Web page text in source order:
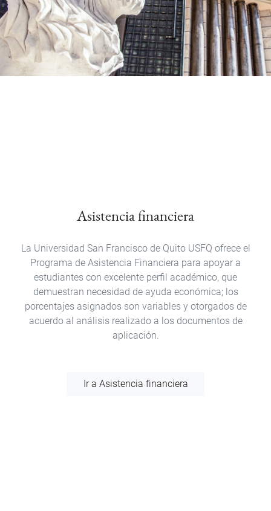
Asistencia financiera
La Universidad San Francisco de Quito USFQ ofrece el
Programa de Asistencia Financiera para apoyar a
estudiantes con excelente perfil académico, que
demuestran necesidad de ayuda económica; los
porcentajes asignados son variables y otorgados de
acuerdo al análisis realizado a los documentos de
aplicación.
Ir a Asistencia financiera